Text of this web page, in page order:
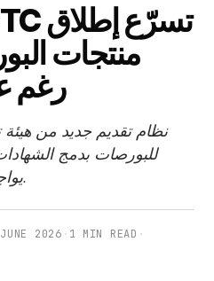
منتجات
رغم
نظام تقديم جديد من هيئة
للبورصات بدمج
يواجه تعقيدات تنظيمية قادمة.
2026 · 1 MIN READ ·